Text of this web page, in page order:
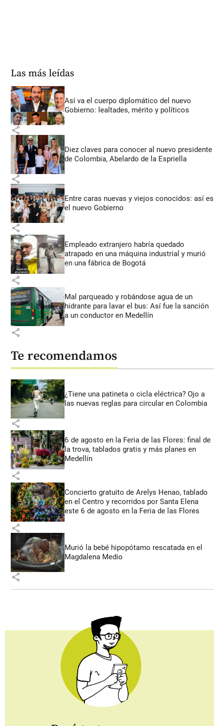
Las más leídas
Así va el cuerpo diplomático del nuevo
Gobierno: lealtades, mérito y políticos
share
Diez claves para conocer al nuevo presidente
de Colombia, Abelardo de la Espriella
share
Entre caras nuevas y viejos conocidos: así es
el nuevo Gobierno
share
Empleado extranjero habría quedado
atrapado en una máquina industrial y murió
en una fábrica de Bogotá
share
Mal parqueado y robándose agua de un
hidrante para lavar el bus: Así fue la sanción
a un conductor en Medellín
share
Te recomendamos
¿Tiene una patineta o cicla eléctrica? Ojo a
las nuevas reglas para circular en Colombia
share
6 de agosto en la Feria de las Flores: final de
la trova, tablados gratis y más planes en
Medellín
share
Concierto gratuito de Arelys Henao, tablado
en el Centro y recorridos por Santa Elena
este 6 de agosto en la Feria de las Flores
share
Murió la bebé hipopótamo rescatada en el
Magdalena Medio
share